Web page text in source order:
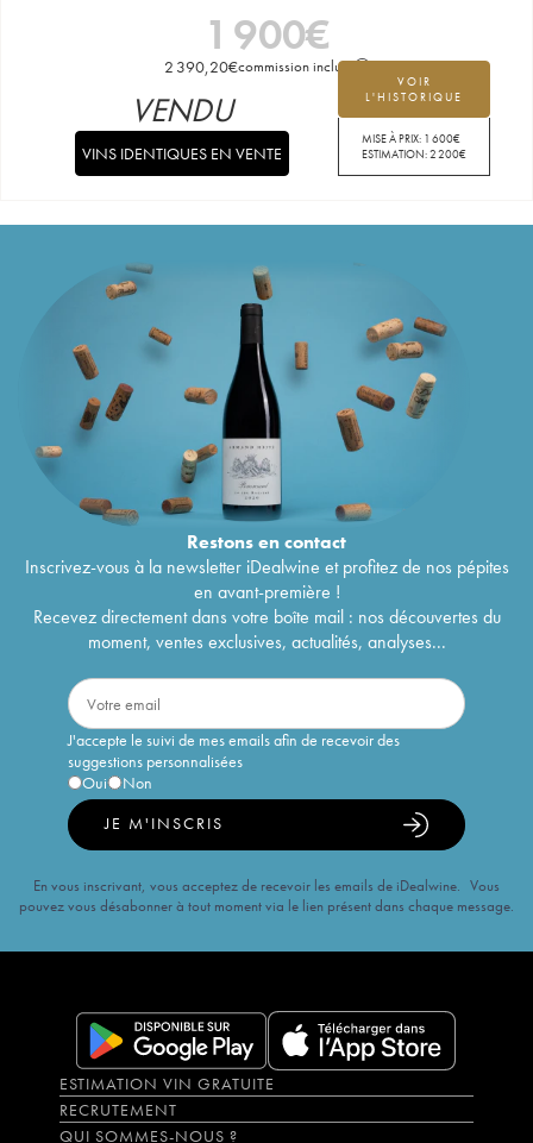
1 900€
2 390,20€commission incluse
VOIR
L'HISTORIQUE
MISE À PRIX: 1 600€
ESTIMATION:2 200€
VENDU
VINS IDENTIQUES EN VENTE
Restons encontact
Inscrivez-vous à la newsletter iDealwine et profitez de nos pépites
en avant-première !
Recevez directement dans votre boîte mail : nos découvertes du
moment, ventes exclusives, actualités, analyses...
J'accepte le suivi de mes emails afin de recevoir des
suggestions personnalisées
Oui
Non
JE M'INSCRIS
En vous inscrivant, vous acceptez de recevoir les emails de iDealwine. Vous
pouvez vous désabonner à tout moment via le lien présent dans chaque message.
ESTIMATION VIN GRATUITE
RECRUTEMENT
QUI SOMMES-NOUS ?